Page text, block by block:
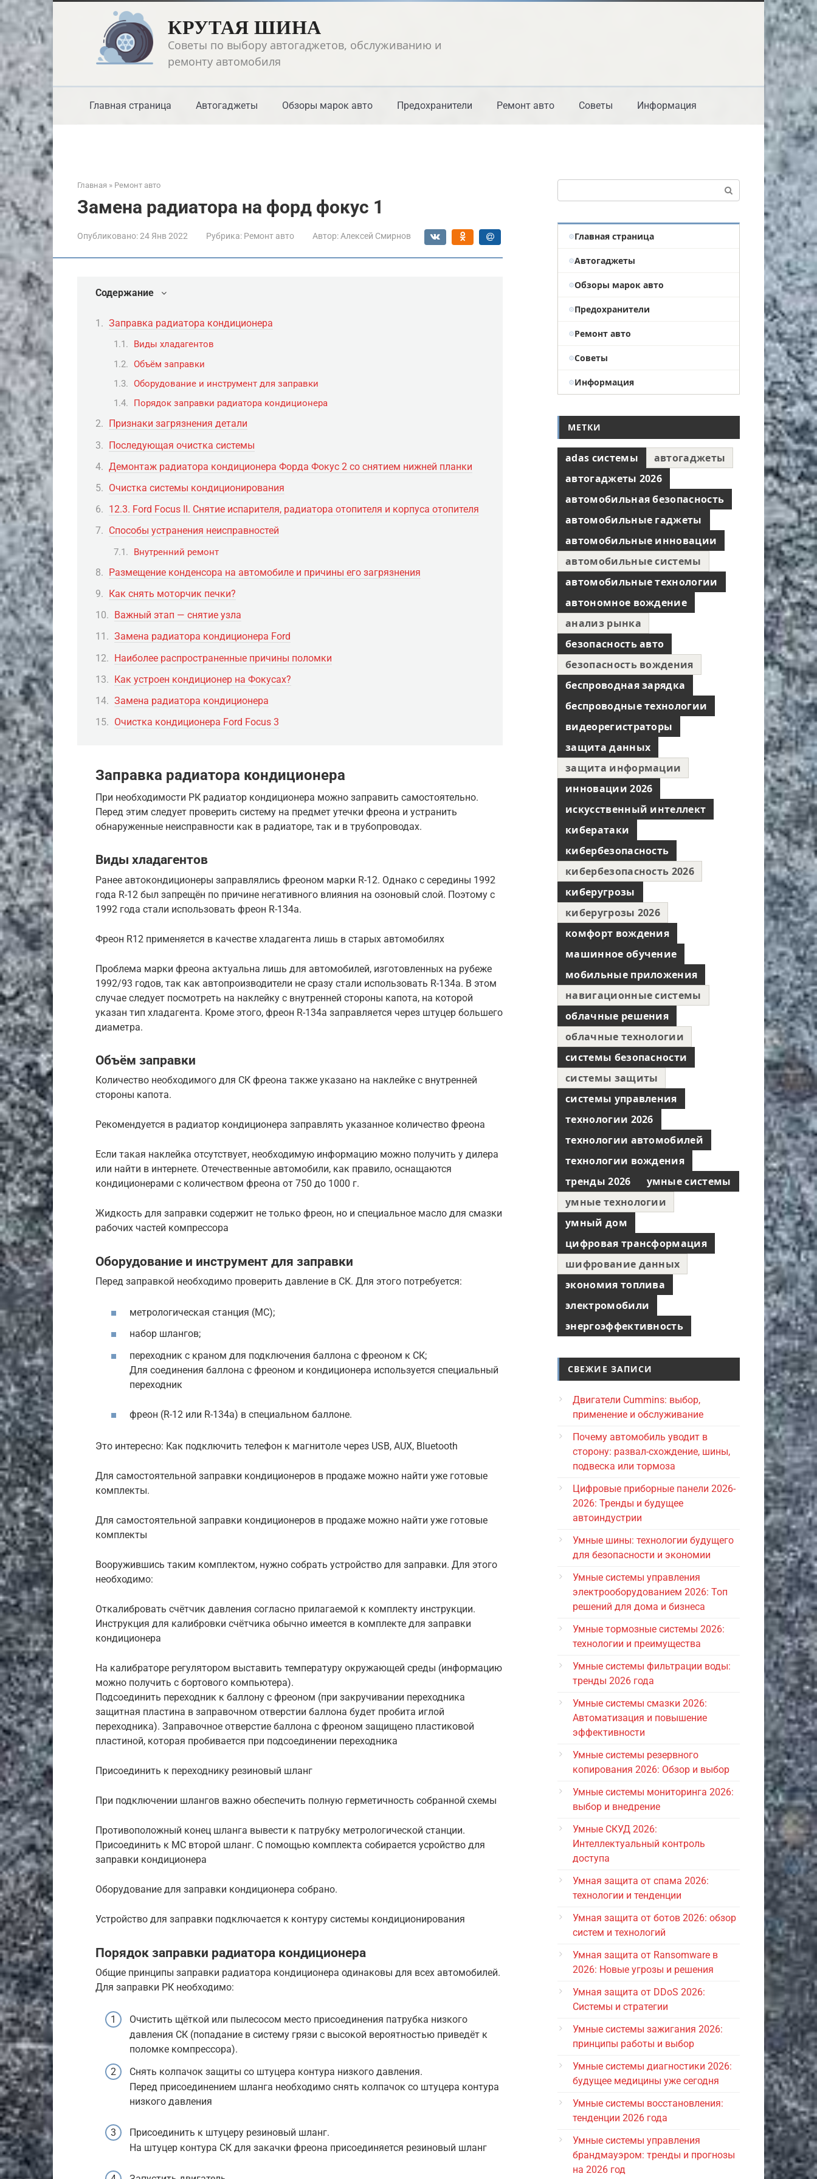
Перейти
к
контенту
КРУТАЯ ШИНА
Советы по выбору автогаджетов, обслуживанию и
ремонту автомобиля
Главная страница Автогаджеты Обзоры марок авто Предохранители Ремонт авто Советы Информация
Главная » Ремонт авто
Замена радиатора на форд фокус 1
Опубликовано:24 Янв 2022 Рубрика: Ремонт авто Автор: Алексей Смирнов
Содержание
Заправка радиатора кондиционера
Виды хладагентов
Объём заправки
Оборудование и инструмент для заправки
Порядок заправки радиатора кондиционера
Признаки загрязнения детали
Последующая очистка системы
Демонтаж радиатора кондиционера Форда Фокус 2 со снятием нижней планки
Очистка системы кондиционирования
12.3. Ford Focus II. Снятие испарителя, радиатора отопителя и корпуса отопителя
Способы устранения неисправностей
Внутренний ремонт
Размещение конденсора на автомобиле и причины его загрязнения
Как снять моторчик печки?
Важный этап — снятие узла
Замена радиатора кондиционера Ford
Наиболее распространенные причины поломки
Как устроен кондиционер на Фокусах?
Замена радиатора кондиционера
Очистка кондиционера Ford Focus 3
Заправка радиатора кондиционера
При необходимости РК радиатор кондиционера можно заправить самостоятельно.
Перед этим следует проверить систему на предмет утечки фреона и устранить
обнаруженные неисправности как в радиаторе, так и в трубопроводах.
Виды хладагентов
Ранее автокондиционеры заправлялись фреоном марки R-12. Однако с середины 1992
года R-12 был запрещён по причине негативного влияния на озоновый слой. Поэтому с
1992 года стали использовать фреон R-134а.
Фреон R12 применяется в качестве хладагента лишь в старых автомобилях
Проблема марки фреона актуальна лишь для автомобилей, изготовленных на рубеже
1992/93 годов, так как автопроизводители не сразу стали использовать R-134а. В этом
случае следует посмотреть на наклейку с внутренней стороны капота, на которой
указан тип хладагента. Кроме этого, фреон R-134а заправляется через штуцер большего
диаметра.
Объём заправки
Количество необходимого для СК фреона также указано на наклейке с внутренней
стороны капота.
Рекомендуется в радиатор кондиционера заправлять указанное количество фреона
Если такая наклейка отсутствует, необходимую информацию можно получить у дилера
или найти в интернете. Отечественные автомобили, как правило, оснащаются
кондиционерами с количеством фреона от 750 до 1000 г.
Жидкость для заправки содержит не только фреон, но и специальное масло для смазки
рабочих частей компрессора
Оборудование и инструмент для заправки
Перед заправкой необходимо проверить давление в СК. Для этого потребуется:
метрологическая станция (МС);
набор шлангов;
переходник с краном для подключения баллона с фреоном к СК;
Для соединения баллона с фреоном и кондиционера используется специальный
переходник
фреон (R-12 или R-134а) в специальном баллоне.
Это интересно: Как подключить телефон к магнитоле через USB, AUX, Bluetooth
Для самостоятельной заправки кондиционеров в продаже можно найти уже готовые
комплекты.
Для самостоятельной заправки кондиционеров в продаже можно найти уже готовые
комплекты
Вооружившись таким комплектом, нужно собрать устройство для заправки. Для этого
необходимо:
Откалибровать счётчик давления согласно прилагаемой к комплекту инструкции.
Инструкция для калибровки счётчика обычно имеется в комплекте для заправки
кондиционера
На калибраторе регулятором выставить температуру окружающей среды (информацию
можно получить с бортового компьютера).
Подсоединить переходник к баллону с фреоном (при закручивании переходника
защитная пластина в заправочном отверстии баллона будет пробита иглой
переходника). Заправочное отверстие баллона с фреоном защищено пластиковой
пластиной, которая пробивается при подсоединении переходника
Присоединить к переходнику резиновый шланг
При подключении шлангов важно обеспечить полную герметичность собранной схемы
Противоположный конец шланга вывести к патрубку метрологической станции.
Присоединить к МС второй шланг. С помощью комплекта собирается усройство для
заправки кондиционера
Оборудование для заправки кондиционера собрано.
Устройство для заправки подключается к контуру системы кондиционирования
Порядок заправки радиатора кондиционера
Общие принципы заправки радиатора кондиционера одинаковы для всех автомобилей.
Для заправки РК необходимо:
Очистить щёткой или пылесосом место присоединения патрубка низкого
давления СК (попадание в систему грязи с высокой вероятностью приведёт к
поломке компрессора).
Снять колпачок защиты со штуцера контура низкого давления.
Перед присоединением шланга необходимо снять колпачок со штуцера контура
низкого давления
Присоединить к штуцеру резиновый шланг.
На штуцер контура СК для закачки фреона присоединяется резиновый шланг
Главная страница
Автогаджеты
Обзоры марок авто
Предохранители
Ремонт авто
Советы
Информация
МЕТКИ
adas системы
автогаджеты
автогаджеты 2026
автомобильная безопасность
автомобильные гаджеты
автомобильные инновации
автомобильные системы
автомобильные технологии
автономное вождение
анализ рынка
безопасность авто
безопасность вождения
беспроводная зарядка
беспроводные технологии
видеорегистраторы
защита данных
защита информации
инновации 2026
искусственный интеллект
кибератаки
кибербезопасность
кибербезопасность 2026
киберугрозы
киберугрозы 2026
комфорт вождения
машинное обучение
мобильные приложения
навигационные системы
облачные решения
облачные технологии
системы безопасности
системы защиты
системы управления
технологии 2026
технологии автомобилей
технологии вождения
тренды 2026
умные системы
умные технологии
умный дом
цифровая трансформация
шифрование данных
экономия топлива
электромобили
энергоэффективность
СВЕЖИЕ ЗАПИСИ
Двигатели Cummins: выбор,
применение и обслуживание
Почему автомобиль уводит в
сторону: развал-схождение, шины,
подвеска или тормоза
Цифровые приборные панели 2026-
2026: Тренды и будущее
автоиндустрии
Умные шины: технологии будущего
для безопасности и экономии
Умные системы управления
электрооборудованием 2026: Топ
решений для дома и бизнеса
Умные тормозные системы 2026:
технологии и преимущества
Умные системы фильтрации воды:
тренды 2026 года
Умные системы смазки 2026:
Автоматизация и повышение
эффективности
Умные системы резервного
копирования 2026: Обзор и выбор
Умные системы мониторинга 2026:
выбор и внедрение
Умные СКУД 2026:
Интеллектуальный контроль
доступа
Умная защита от спама 2026:
технологии и тенденции
Умная защита от ботов 2026: обзор
систем и технологий
Умная защита от Ransomware в
2026: Новые угрозы и решения
Умная защита от DDoS 2026:
Системы и стратегии
Умные системы зажигания 2026:
принципы работы и выбор
Умные системы диагностики 2026:
будущее медицины уже сегодня
Умные системы восстановления:
тенденции 2026 года
Умные системы управления
брандмауэром: тренды и прогнозы
на 2026 год